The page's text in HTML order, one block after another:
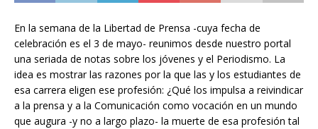
En la semana de la Libertad de Prensa -cuya fecha de
celebración es el 3 de mayo- reunimos desde nuestro portal
una seriada de notas sobre los jóvenes y el Periodismo. La
idea es mostrar las razones por la que las y los estudiantes de
esa carrera eligen ese profesión: ¿Qué los impulsa a reivindicar
a la prensa y a la Comunicación como vocación en un mundo
que augura -y no a largo plazo- la muerte de esa profesión tal